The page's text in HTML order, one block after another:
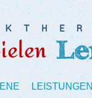
LEISTUNGEN